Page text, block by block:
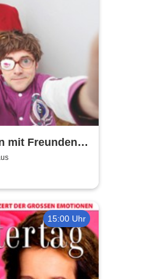
mit Freunden -
das Ines
15:00 Uhr